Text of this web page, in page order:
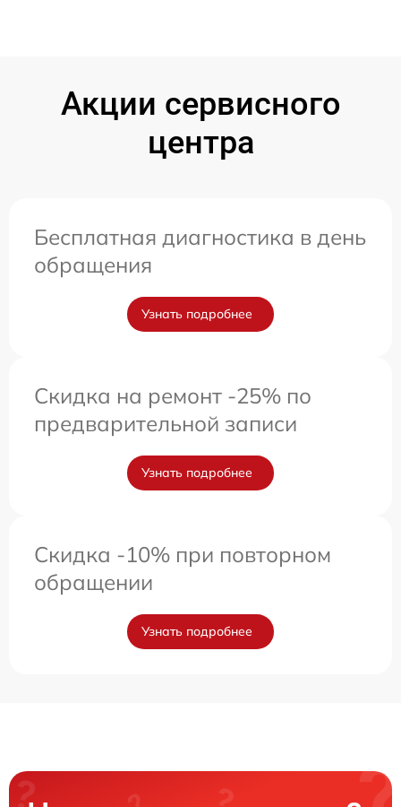
Акции сервисного
центра
Бесплатная диагностика в день
обращения
Узнать подробнее
Скидка на ремонт -25% по
предварительной записи
Узнать подробнее
Скидка -10% при повторном
обращении
Узнать подробнее